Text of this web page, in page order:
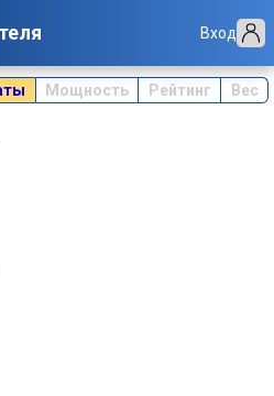
Вход
Мощность Рейтинг Вес